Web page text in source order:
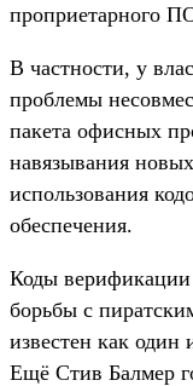
проприетарного
В частности, у
проблемы
пакета офисных
навязывания
использования
обеспечения.
Коды верификации
борьбы с
известен как
Ещё Стив Балмер